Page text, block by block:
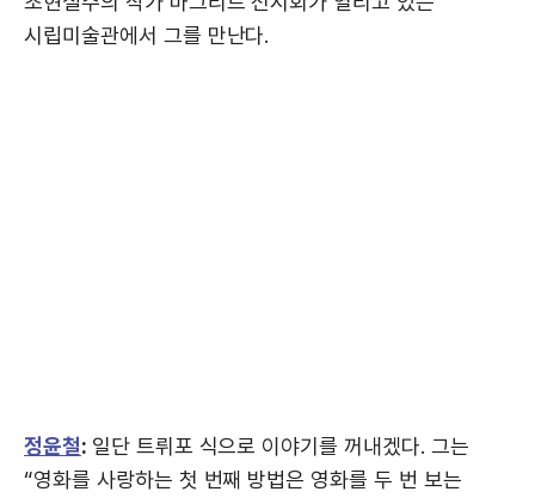
시립미술관에서 그를 만난다.
정윤철: 일단 트뤼포 식으로 이야기를 꺼내겠다. 그는
“영화를 사랑하는 첫 번째 방법은 영화를 두 번 보는